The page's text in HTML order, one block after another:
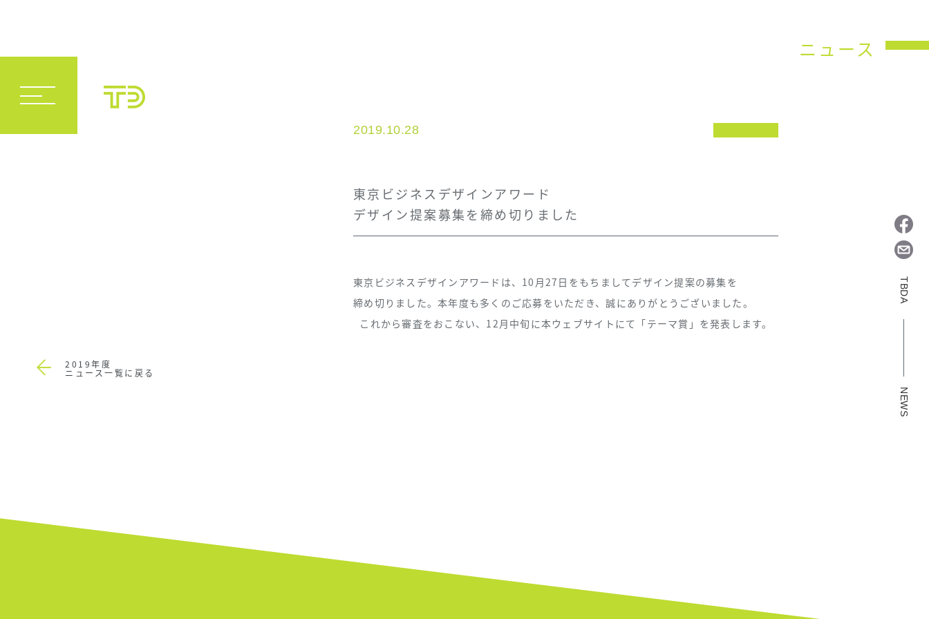
TBDA
NEWS
2019年度
ニュース一覧に戻る
ニュース
2019.10.28
東京ビジネスデザインアワード
デザイン提案募集を締め切りました
東京ビジネスデザインアワードは、10月27日をもちましてデザイン提案の募集を
締め切りました。本年度も多くのご応募をいただき、誠にありがとうございました。
これから審査をおこない、12月中旬に本ウェブサイトにて「テーマ賞」を発表します。